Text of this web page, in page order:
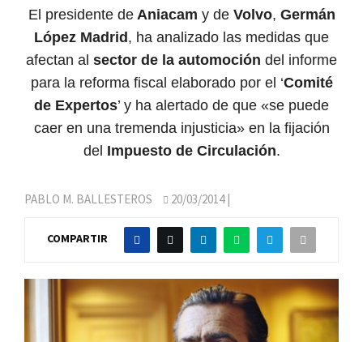
El presidente deAniacam y de Volvo, Germán
López Madrid , ha analizado las medidas que
afectan al sector de la automoción del informe
para la reforma fiscal elaborado por el ‘Comité
de Expertos’ y ha alertado de que «se puede
caer en una tremenda injusticia» en la fijación
del Impuesto de Circulación.
PABLO M. BALLESTEROS 20/03/2014|
COMPARTIR